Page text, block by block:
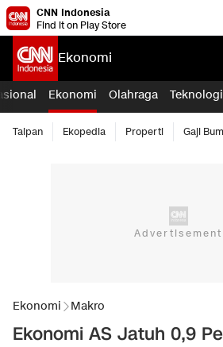
CNN Indonesia
Find it on Play Store
Ekonomi
Ekonomi Olahraga Teknologi
Taipan Ekopedia Properti Gaji
Ekonomi Makro
Ekonomi AS Jatuh 0,9